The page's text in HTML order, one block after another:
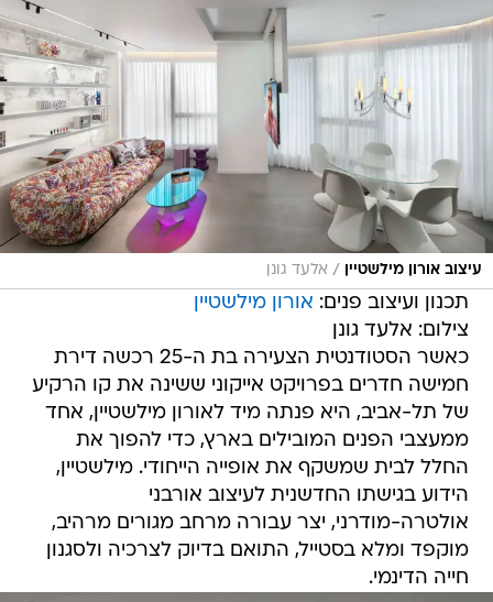
עיצוב אורון מילשטיין / אלעד גונן
תכנון ועיצוב פנים: אורון מילשטיין
צילום: אלעד גונן
כאשר הסטודנטית הצעירה בת ה-25 רכשה דירת
חמישה חדרים בפרויקט אייקוני ששינה את קו הרקיע
של תל-אביב, היא פנתה מיד לאורון מילשטיין, אחד
ממעצבי הפנים המובילים בארץ, כדי להפוך את
החלל לבית שמשקף את אופייה הייחודי. מילשטיין,
הידוע בגישתו החדשנית לעיצוב אורבני
אולטרה-מודרני, יצר עבורה מרחב מגורים מרהיב,
מוקפד ומלא בסטייל, התואם בדיוק לצרכיה ולסגנון
חייה הדינמי.